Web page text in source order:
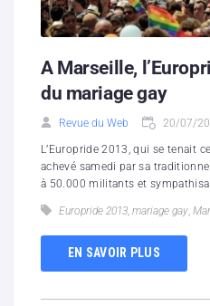
A Marseille,
du mariage gay
Revue du Web 20/07/
L’Europride 2013, qui se tenait
achevé samedi par sa
à 50.000 militants et
Europride 2013, mariage gay,
EN SAVOIR PLUS